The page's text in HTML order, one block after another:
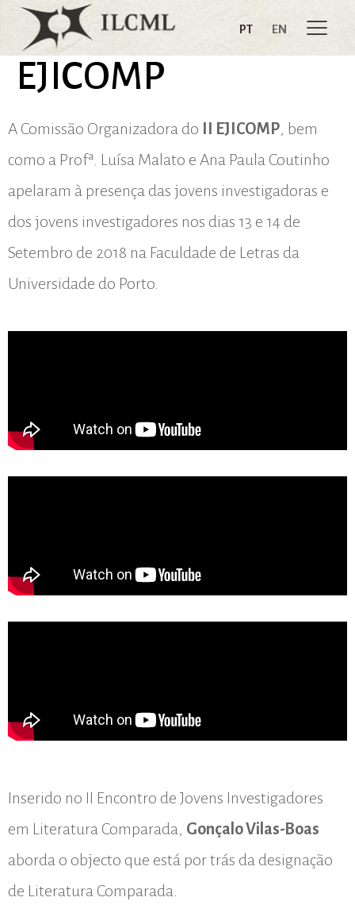
PT EN
EJICOMP
A Comissão Organizadora do II EJICOMP, bem
como a Profª. Luísa Malato e Ana Paula Coutinho
apelaram à presença das jovens investigadoras e
dos jovens investigadores nos dias 13 e 14 de
Setembro de 2018 na Faculdade de Letras da
Universidade do Porto.
Inserido no II Encontro de Jovens Investigadores
em Literatura Comparada, Gonçalo Vilas-Boas
aborda o objecto que está por trás da designação
de Literatura Comparada.